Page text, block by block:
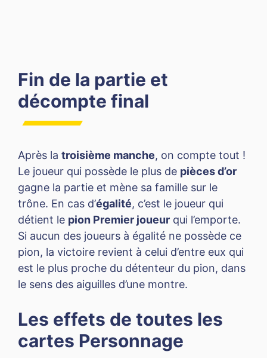
Fin de la partie et
décompte final
Après la troisième manche, on compte tout !
Le joueur qui possède le plus de pièces d’or
gagne la partie et mène sa famille sur le
trône. En cas d’égalité, c’est le joueur qui
détient le pion Premier joueur qui l’emporte.
Si aucun des joueurs à égalité ne possède ce
pion, la victoire revient à celui d’entre eux qui
est le plus proche du détenteur du pion, dans
le sens des aiguilles d’une montre.
Les effets de toutes les
cartes Personnage